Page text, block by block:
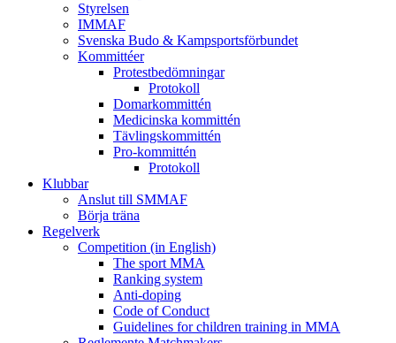
Styrelsen
IMMAF
Svenska Budo & Kampsportsförbundet
Kommittéer
Protestbedömningar
Protokoll
Domarkommittén
Medicinska kommittén
Tävlingskommittén
Pro-kommittén
Protokoll
Klubbar
Anslut till SMMAF
Börja träna
Regelverk
Competition (in English)
The sport MMA
Ranking system
Anti-doping
Code of Conduct
Guidelines for children training in MMA